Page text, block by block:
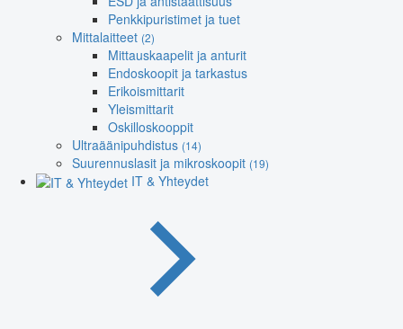
Penkkipuristimet ja tuet
Mittalaitteet (2)
Mittauskaapelit ja anturit
Endoskoopit ja tarkastus
Erikoismittarit
Yleismittarit
Oskilloskooppit
Ultraäänipuhdistus (14)
Suurennuslasit ja mikroskoopit (19)
IT & Yhteydet